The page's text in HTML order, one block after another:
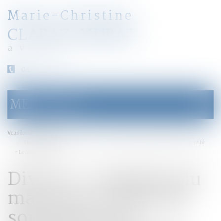
Marie-Christine
CLARAZ-MURAT
avocat
le
menu
MENU
Vous êtes ici :
Divorce : l’adultère du mari avec la sœur de son épouse est dépourvu de gravité
- Le Monde du Droit
Divorce : l’adultère du
mari avec la sœur de